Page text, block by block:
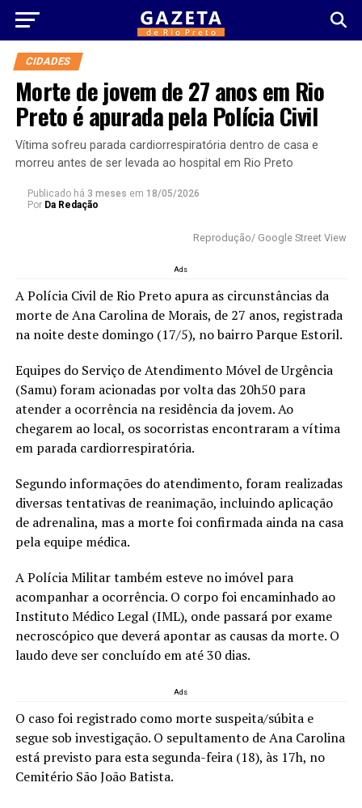
CIDADES
Morte de jovem de 27 anos em Rio
Preto é apurada pela Polícia Civil
Vítima sofreu parada cardiorrespiratória dentro de casa e
morreu antes de ser levada ao hospital em Rio Preto
Publicado há 3 meses em 18/05/2026
Por Da Redação
Reprodução/ Google Street View
Ads
A Polícia Civil de Rio Preto apura as circunstâncias da
morte deAna Carolina de Morais, de 27 anos, registrada
na noite deste domingo (17/5), no bairro Parque Estoril.
Equipes do Serviço de Atendimento Móvel de Urgência
(Samu) foram acionadas por volta das 20h50 para
atender a ocorrência na residência da jovem. Ao
chegarem ao local, os socorristas encontraram a vítima
em parada cardiorrespiratória.
Segundo informações do atendimento, foram realizadas
diversas tentativas de reanimação, incluindo aplicação
de adrenalina, mas a morte foi confirmada ainda na casa
pela equipe médica.
A Polícia Militar também esteve no imóvel para
acompanhar a ocorrência. O corpo foi encaminhado ao
Instituto Médico Legal (IML), onde passará por exame
necroscópico que deverá apontar as causas da morte. O
laudo deve ser concluído em até 30 dias.
Ads
O caso foi registrado como morte suspeita/súbita e
segue sob investigação. O sepultamento de Ana Carolina
está previsto para esta segunda-feira (18), às 17h, no
Cemitério São João Batista.